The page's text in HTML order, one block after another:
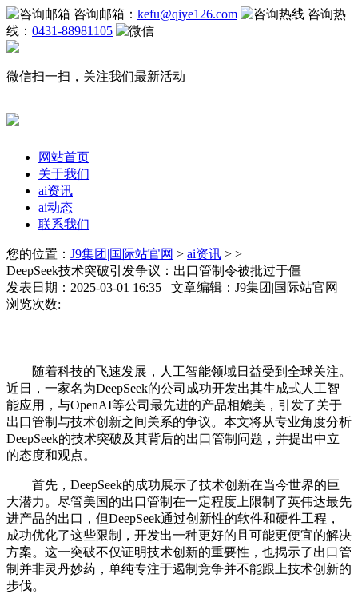
咨询邮箱： kefu@qiye126.com
咨询热
线： 0431-88981105
微信扫一扫，关注我们最新活动
网站首页
关于我们
ai资讯
ai动态
联系我们
您的位置： J9集团|国际站官网 > ai资讯 > >
DeepSeek技术突破引发争议：出口管制令被批过于僵
发表日期：2025-03-01 16:35 文章编辑：J9集团|国际站官网
浏览次数:
随着科技的飞速发展，人工智能领域日益受到全球关注。
近日，一家名为DeepSeek的公司成功开发出其生成式人工智
能应用，与OpenAI等公司最先进的产品相媲美，引发了关于
出口管制与技术创新之间关系的争议。本文将从专业角度分析
DeepSeek的技术突破及其背后的出口管制问题，并提出中立
的态度和观点。
首先，DeepSeek的成功展示了技术创新在当今世界的巨
大潜力。尽管美国的出口管制在一定程度上限制了英伟达最先
进产品的出口，但DeepSeek通过创新性的软件和硬件工程，
成功优化了这些限制，开发出一种更好的且可能更便宜的解决
方案。这一突破不仅证明技术创新的重要性，也揭示了出口管
制并非灵丹妙药，单纯专注于遏制竞争并不能跟上技术创新的
步伐。